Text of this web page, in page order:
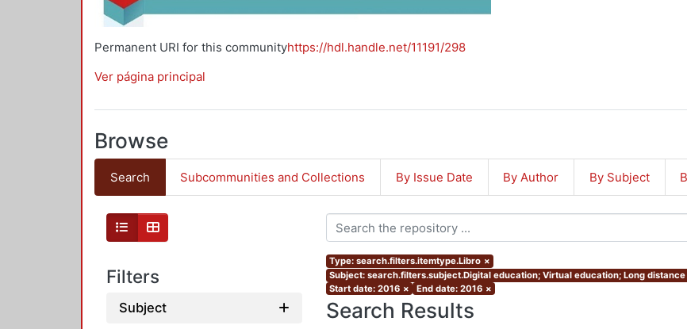
Permanent URI for this communityhttps://hdl.handle.net/11191/298
Ver página principal
Browse
Search Subcommunities and Collections By Issue Date By Author By Subject
Filters
Subject
Type: search.filters.itemtype.Libro ×
Subject: search.filters.subject.Digital education; Virtual education; Long
Start date: 2016 × End date: 2016 ×
Search Results